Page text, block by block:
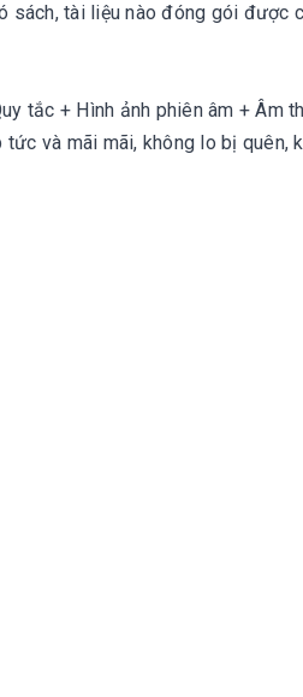
sách, tài liệu nào đóng gói được
tắc + Hình ảnh phiên âm + Âm
và mãi mãi, không lo bị quên,